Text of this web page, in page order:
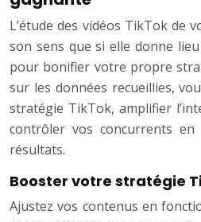
L’étude des vidéos TikTok de
son sens que si elle donne
pour bonifier votre propre
sur les données recueillies,
stratégie TikTok, amplifier
contrôler vos concurrents
résultats.
Booster votre stratégie
Ajustez vos contenus en